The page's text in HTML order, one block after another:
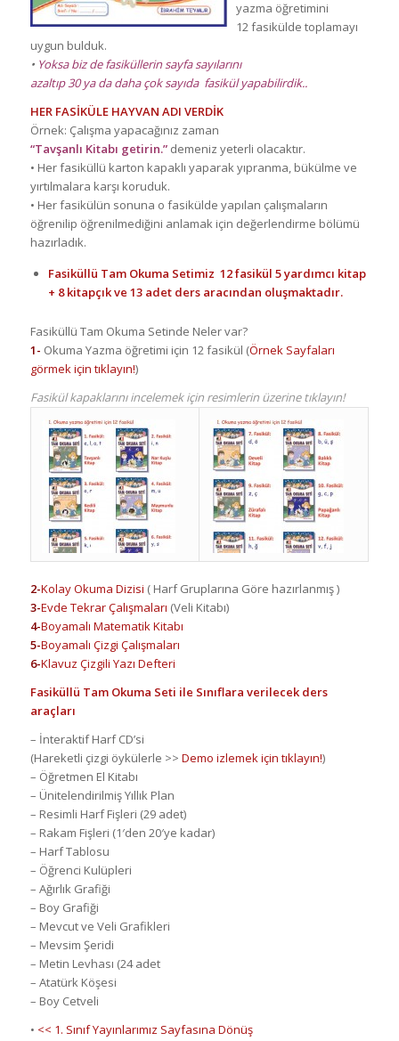
yazma öğretimini
12 fasikülde toplamayı
uygun bulduk.
• Yoksa biz de fasiküllerin sayfa sayılarını
azaltıp 30 ya da daha çok sayıda fasikül yapabilirdik..
HER FASİKÜLE HAYVAN ADI VERDİK
Örnek: Çalışma yapacağınız zaman
“Tavşanlı Kitabı getirin.”demeniz yeterli olacaktır.
• Her fasiküllü karton kapaklı yaparak yıpranma, bükülme ve
yırtılmalara karşı koruduk.
• Her fasikülün sonuna o fasikülde yapılan çalışmaların
öğrenilip öğrenilmediğini anlamak için değerlendirme bölümü
hazırladık.
Fasiküllü Tam Okuma Setimiz 12 fasikül 5 yardımcı kitap
+ 8 kitapçık ve 13 adet ders aracından oluşmaktadır.
Fasiküllü Tam Okuma Setinde Neler var?
1- Okuma Yazma öğretimi için 12 fasikül (Örnek Sayfaları
görmek için tıklayın!)
Fasikül kapaklarını incelemek için resimlerin üzerine tıklayın!
2-Kolay Okuma Dizisi ( Harf Gruplarına Göre hazırlanmış )
3-Evde Tekrar Çalışmaları (Veli Kitabı)
4-Boyamalı Matematik Kitabı
5-Boyamalı Çizgi Çalışmaları
6-Klavuz Çizgili Yazı Defteri
Fasiküllü Tam Okuma Seti ile Sınıflara verilecek ders
araçları
– İnteraktif Harf CD’si
(Hareketli çizgi öykülerle >> Demo izlemek için tıklayın!)
– Öğretmen El Kitabı
– Ünitelendirilmiş Yıllık Plan
– Resimli Harf Fişleri (29 adet)
– Rakam Fişleri (1′den 20′ye kadar)
– Harf Tablosu
– Öğrenci Kulüpleri
– Ağırlık Grafiği
– Boy Grafiği
– Mevcut ve Veli Grafikleri
– Mevsim Şeridi
– Metin Levhası (24 adet
– Atatürk Köşesi
– Boy Cetveli
• << 1. Sınıf Yayınlarımız Sayfasına Dönüş